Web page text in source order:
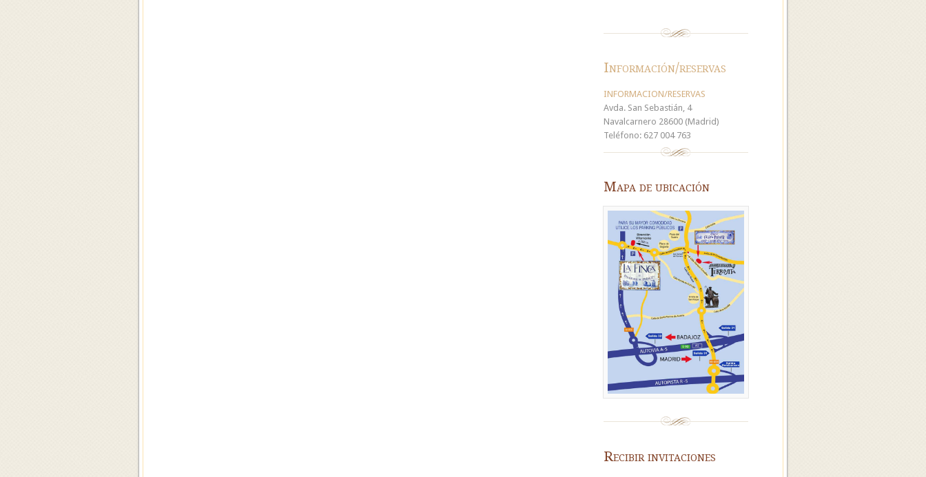
Información/reservas
INFORMACION/RESERVAS
Avda. San Sebastián, 4
Navalcarnero 28600 (Madrid)
Teléfono: 627 004 763
Mapa de ubicación
Recibir invitaciones